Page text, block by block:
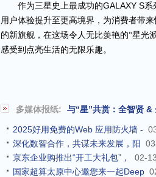
作为三星史上最成功的GALAXY S系
用户体验提升至更高境界，为消费者带
的新旗舰，在这场令人无比羡艳的“星光
感受到点亮生活的无限乐趣。
多媒体报纸: 与“星”共赏：全智贤
2025好用免费的Web 应用防火墙 -
深化数智合作，共谋未来发展，阳
京东企业购推出“开工大礼包”，
02-13
国家超算太原中心邀您来一起Deep